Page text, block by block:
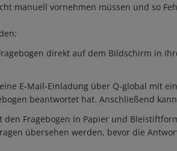
manuell vornehmen müssen und so
direkt auf dem Bildschirm in
E-Mail-Einladung über Q-global mit
beantwortet hat. Anschließend
den Fragebogen in Papier und
übersehen werden, bevor die